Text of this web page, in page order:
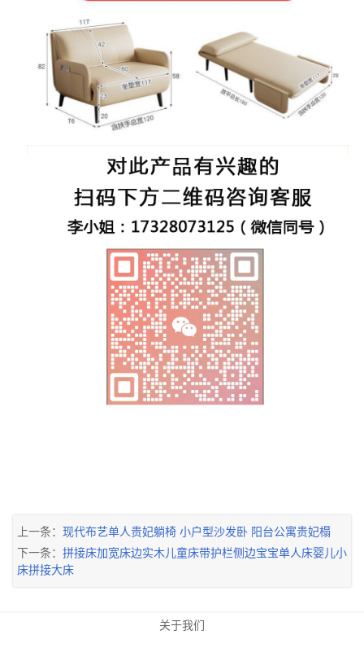
上一条： 现代布艺单人贵妃躺椅 小户型沙发卧 阳台公寓贵妃榻
下一条： 拼接床加宽床边实木儿童床带护栏侧边宝宝单人床婴儿小
床拼接大床
关于我们